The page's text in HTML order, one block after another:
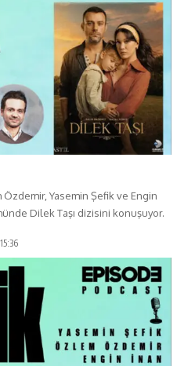
Yasemin Şefik ve Engin
Dilek Taşı dizisini konuşuyor.